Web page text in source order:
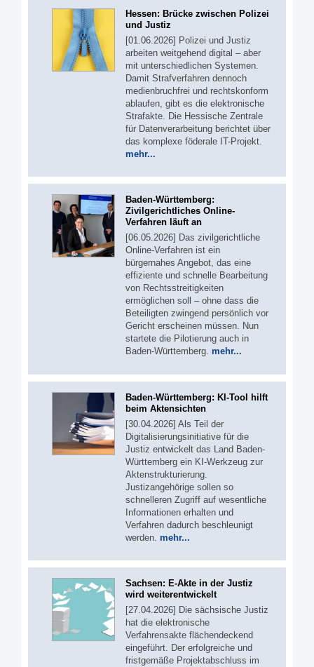
Hessen: Brücke zwischen Polizei
und Justiz
[01.06.2026] Polizei und Justiz
arbeiten weitgehend digital – aber
mit unterschiedlichen Systemen.
Damit Strafverfahren dennoch
medienbruchfrei und rechtskonform
ablaufen, gibt es die elektronische
Strafakte. Die Hessische Zentrale
für Datenverarbeitung berichtet über
das komplexe föderale IT-Projekt.
mehr...
Baden-Württemberg:
Zivilgerichtliches Online-
Verfahren läuft an
[06.05.2026] Das zivilgerichtliche
Online-Verfahren ist ein
bürgernahes Angebot, das eine
effiziente und schnelle Bearbeitung
von Rechtsstreitigkeiten
ermöglichen soll – ohne dass die
Beteiligten zwingend persönlich vor
Gericht erscheinen müssen. Nun
startete die Pilotierung auch in
Baden-Württemberg. mehr...
Baden-Württemberg: KI-Tool hilft
beim Aktensichten
[30.04.2026] Als Teil der
Digitalisierungsinitiative für die
Justiz entwickelt das Land Baden-
Württemberg ein KI-Werkzeug zur
Aktenstrukturierung.
Justizangehörige sollen so
schnelleren Zugriff auf wesentliche
Informationen erhalten und
Verfahren dadurch beschleunigt
werden. mehr...
Sachsen: E-Akte in der Justiz
wird weiterentwickelt
[27.04.2026] Die sächsische Justiz
hat die elektronische
Verfahrensakte flächendeckend
eingeführt. Der erfolgreiche und
fristgemäße Projektabschluss im